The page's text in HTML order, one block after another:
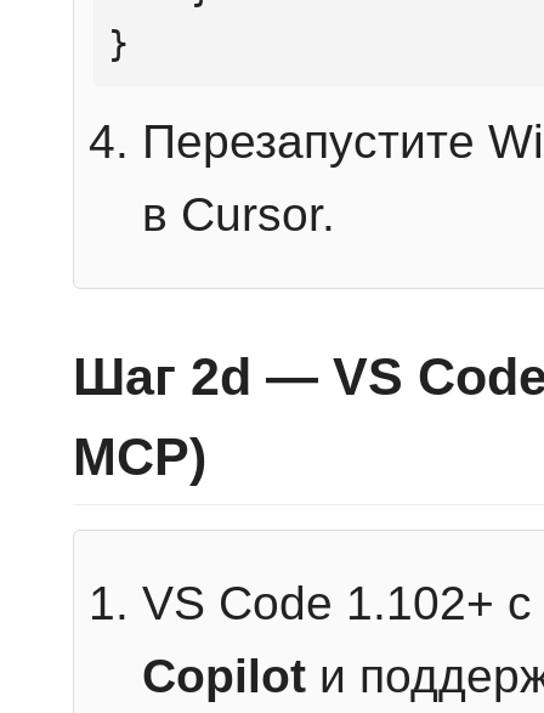
}
Перезапустите
в Cursor.
Шаг 2d — VS
MCP)
VS Code 1.102+
Copilot и